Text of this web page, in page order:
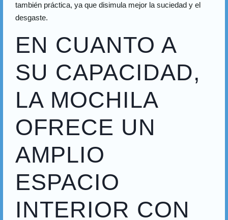
también práctica, ya que disimula mejor la suciedad y el
desgaste.
EN CUANTO A
SU CAPACIDAD,
LA MOCHILA
OFRECE UN
AMPLIO
ESPACIO
INTERIOR CON